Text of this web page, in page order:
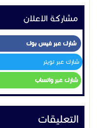
مشاركة الاعلان
شارك عبر فيس بوك
شارك عبر تويتر
شارك عبر واتساب
التعليقات